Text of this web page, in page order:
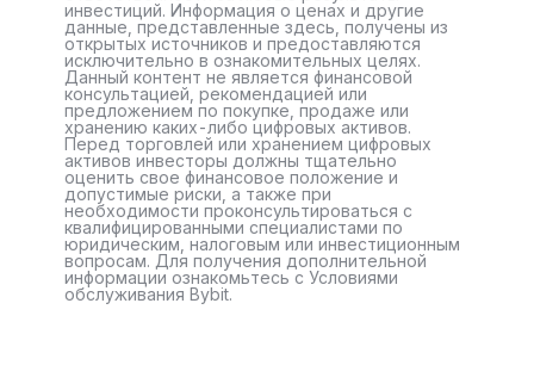
инвестиций. Информация о ценах и другие
данные, представленные здесь, получены из
открытых источников и предоставляются
исключительно в ознакомительных целях.
Данный контент не является финансовой
консультацией, рекомендацией или
предложением по покупке, продаже или
хранению каких-либо цифровых активов.
Перед торговлей или хранением цифровых
активов инвесторы должны тщательно
оценить свое финансовое положение и
допустимые риски, а также при
необходимости проконсультироваться с
квалифицированными специалистами по
юридическим, налоговым или инвестиционным
вопросам. Для получения дополнительной
информации ознакомьтесь с Условиями
обслуживания Bybit.